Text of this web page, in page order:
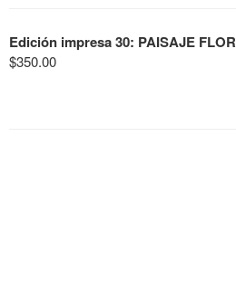
Edición impresa 30: PAISAJE
$350.00